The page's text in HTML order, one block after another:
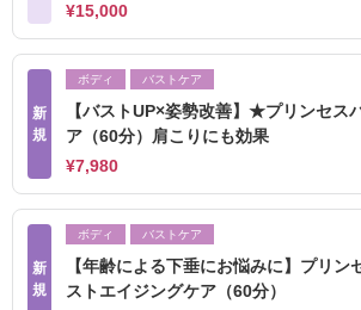
¥15,000
新
規
ボディ バストケア
【バストUP×姿勢改善】★プリンセス
ア（60分）肩こりにも効果
¥7,980
新
規
ボディ バストケア
【年齢による下垂にお悩みに】プリン
ストエイジングケア（60分）